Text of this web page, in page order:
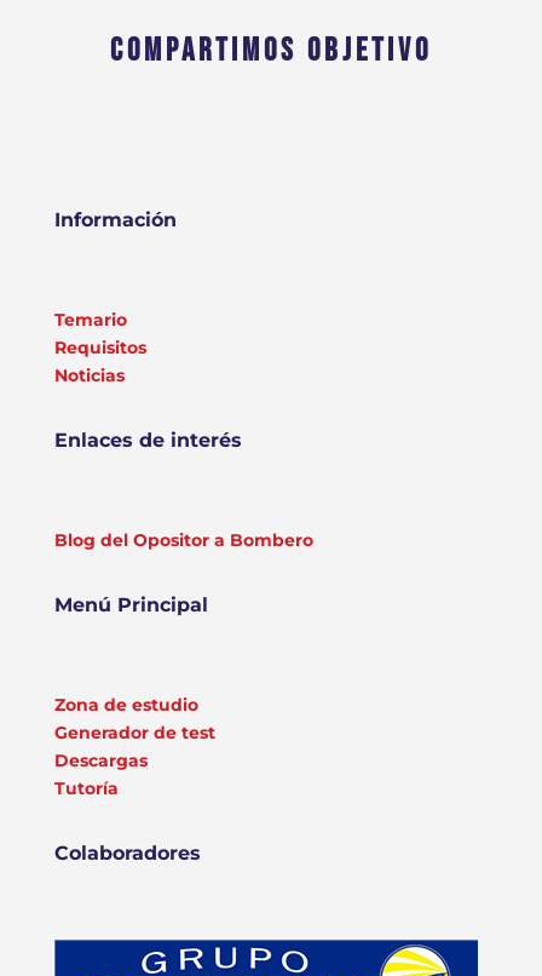
COMPARTIMOS OBJETIVO
Información
Temario
Requisitos
Noticias
Enlaces de interés
Blog del Opositor a Bombero
Menú Principal
Zona de estudio
Generador de test
Descargas
Tutoría
Colaboradores